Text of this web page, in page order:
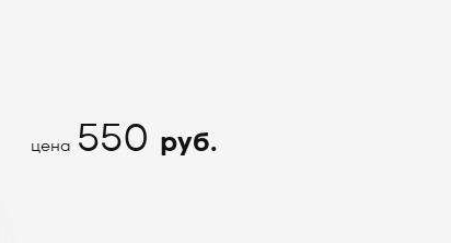
цена 550 руб.